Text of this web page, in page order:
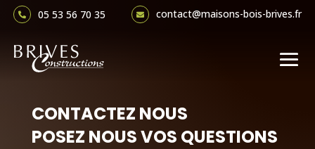
 05 53 56 70 35  contact@maisons-bois-brives.fr
CONTACTEZ NOUS
POSEZ NOUS VOS QUESTIONS